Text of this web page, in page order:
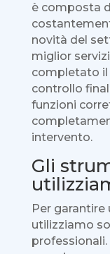
è composta
novità del
miglior
completato il
controllo
funzioni
intervento.
Gli
Per garantire
utilizziamo